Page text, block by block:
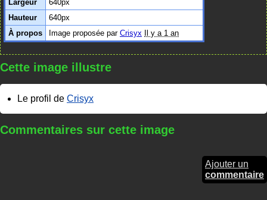
Largeur
640px
Hauteur
640px
À propos
Image proposée par Crisyx Il y a 1 an
Cette image illustre
Le profil de Crisyx
Commentaires sur cette image
Ajouter un
commentaire